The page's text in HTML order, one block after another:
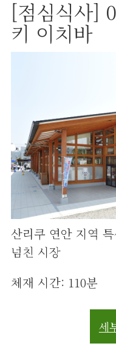
[점심식사]
키 이치바
산리쿠 연안 지역
넘친 시장
체재 시간: 110분
세